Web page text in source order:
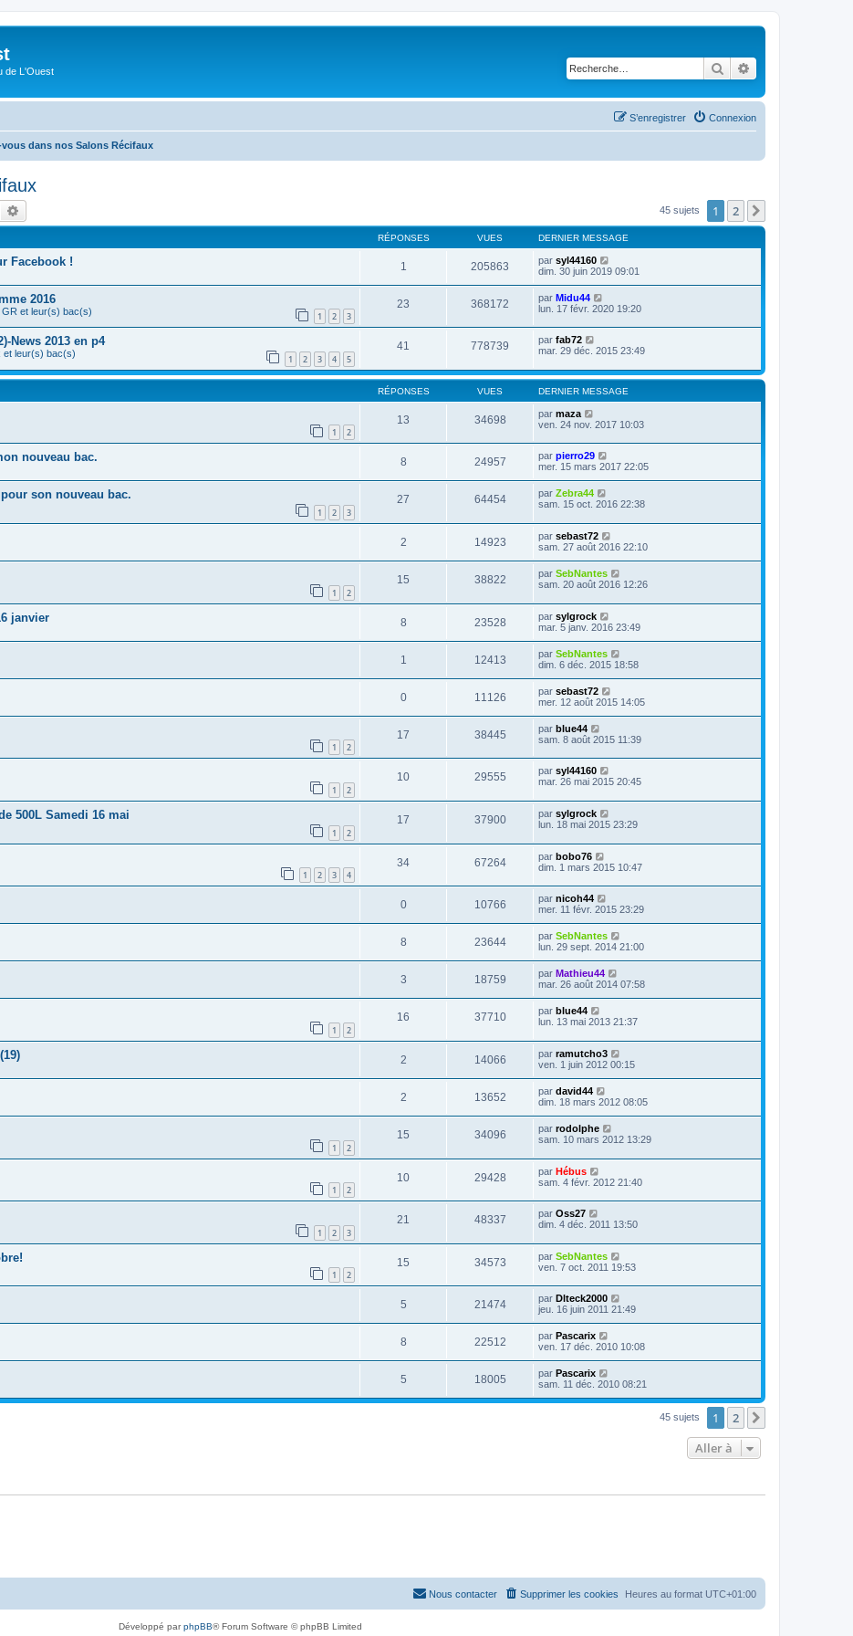
de L'Ouest Rechercher
Connexion
S’enregistrer
vous dans nos Salons Récifaux
Rechercher 45 sujets 1 2
RÉPONSES VUES DERNIER MESSAGE
Facebook ! 1 205863 par syl44160
dim. 30 juin 2019 09:01
2016
GR et leur(s) bac(s) 1 2 3
23 368172 par Midu44
lun. 17 févr. 2020 19:20
News 2013 en p4
et leur(s) bac(s) 1 2 3 4 5
41 778739 par fab72
mar. 29 déc. 2015 23:49
RÉPONSES VUES DERNIER MESSAGE
1 2
13 34698 par maza
ven. 24 nov. 2017 10:03
nouveau bac. 8 24957 par pierro29
mer. 15 mars 2017 22:05
son nouveau bac.
1 2 3
27 64454 par Zebra44
sam. 15 oct. 2016 22:38
2 14923 par sebast72
sam. 27 août 2016 22:10
1 2
15 38822 par SebNantes
sam. 20 août 2016 12:26
janvier 8 23528 par sylgrock
mar. 5 janv. 2016 23:49
1 12413 par SebNantes
dim. 6 déc. 2015 18:58
0 11126 par sebast72
mer. 12 août 2015 14:05
1 2
17 38445 par blue44
sam. 8 août 2015 11:39
1 2
10 29555 par syl44160
mar. 26 mai 2015 20:45
500L Samedi 16 mai
1 2
17 37900 par sylgrock
lun. 18 mai 2015 23:29
1 2 3 4
34 67264 par bobo76
dim. 1 mars 2015 10:47
0 10766 par nicoh44
mer. 11 févr. 2015 23:29
8 23644 par SebNantes
lun. 29 sept. 2014 21:00
3 18759 par Mathieu44
mar. 26 août 2014 07:58
1 2
16 37710 par blue44
lun. 13 mai 2013 21:37
2 14066 par ramutcho3
ven. 1 juin 2012 00:15
2 13652 par david44
dim. 18 mars 2012 08:05
1 2
15 34096 par rodolphe
sam. 10 mars 2012 13:29
1 2
10 29428 par Hébus
sam. 4 févr. 2012 21:40
1 2 3
21 48337 par Oss27
dim. 4 déc. 2011 13:50
1 2
15 34573 par SebNantes
ven. 7 oct. 2011 19:53
5 21474 par Dlteck2000
jeu. 16 juin 2011 21:49
8 22512 par Pascarix
ven. 17 déc. 2010 10:08
5 18005 par Pascarix
sam. 11 déc. 2010 08:21
45 sujets 1 2
Aller à
Heures au format UTC+01:00
Supprimer les cookies
Nous contacter
Développé parphpBB® Forum Software © phpBB Limited